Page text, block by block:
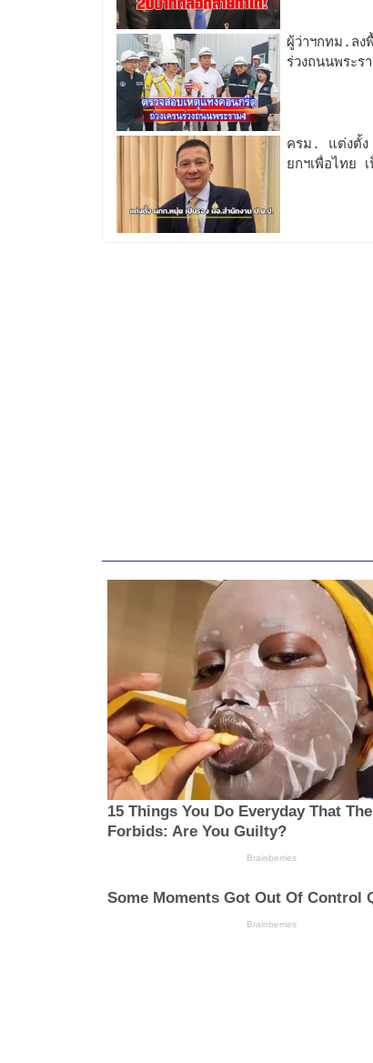
ผู้ว่าฯกทม.ลง
ร่วงถนนพระร
ครม. แต่งตั้ง
ยกฯเพื่อไทย